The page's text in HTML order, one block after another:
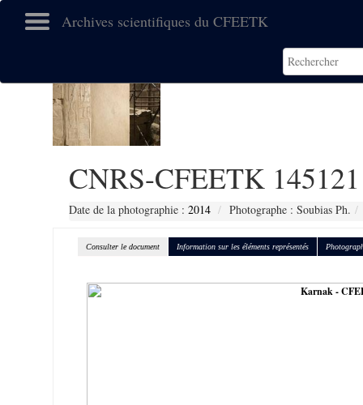
Archives scientifiques du CFEETK
CNRS-CFEETK 145121
Date de la photographie : 2014 Photographe : Soubias Ph.
Consulter le document Information sur les éléments représentés